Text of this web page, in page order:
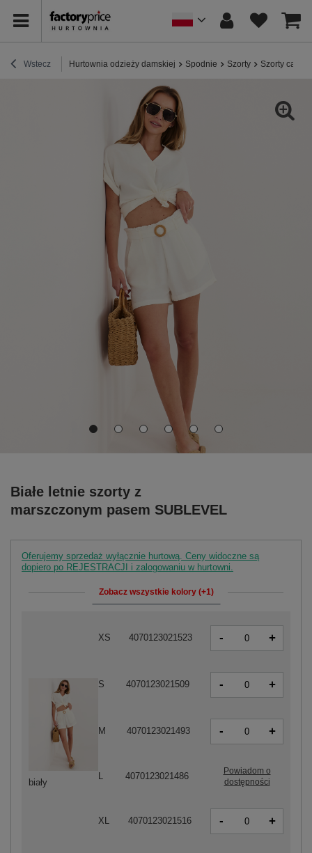
Wstecz Hurtownia odzieży damskiej Spodnie Szorty Szorty
Białe letnie szorty z
marszczonym pasem SUBLEVEL
Oferujemy sprzedaż wyłącznie hurtową. Ceny widoczne są
dopiero po REJESTRACJI i zalogowaniu w hurtowni.
Zobacz wszystkie kolory (+1)
biały
XS 4070123021523 - +
S 4070123021509 - +
M 4070123021493 - +
4070123021486
Powiadom o
dostępności
XL 4070123021516 - +